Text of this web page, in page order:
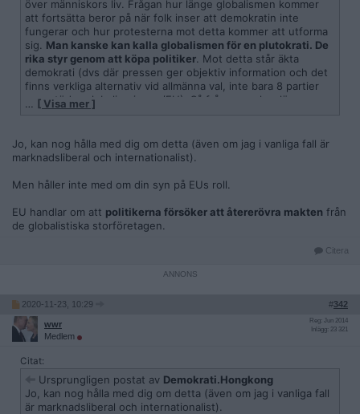
över människors liv. Frågan hur länge globalismen kommer
att fortsätta beror på när folk inser att demokratin inte
fungerar och hur protesterna mot detta kommer att utforma
sig. Man kanske kan kalla globalismen för en plutokrati. De
rika styr genom att köpa politiker . Mot detta står äkta
demokrati (dvs där pressen ger objektiv information och det
finns verkliga alternativ vid allmänna val, inte bara 8 partier
som stöder globaliseringen/EU). Så frågan om hur länge
globalismen kommer att hålla i sig kan komma att handla om
demokratiska krav.
… [ Visa mer ]
Jo, kan nog hålla med dig om detta (även om jag i vanliga fall är
marknadsliberal och internationalist).
Men håller inte med om din syn på EUs roll.
EU handlar om att politikerna försöker att återerövra makten från
de globalistiska storföretagen.
Citera
2020-11-23, 10:29 #342
wwr
Medlem
Reg: Jun 2014
Inlägg: 23 321
Citat:
Ursprungligen postat av Demokrati.Hongkong
Jo, kan nog hålla med dig om detta (även om jag i vanliga fall
är marknadsliberal och internationalist).